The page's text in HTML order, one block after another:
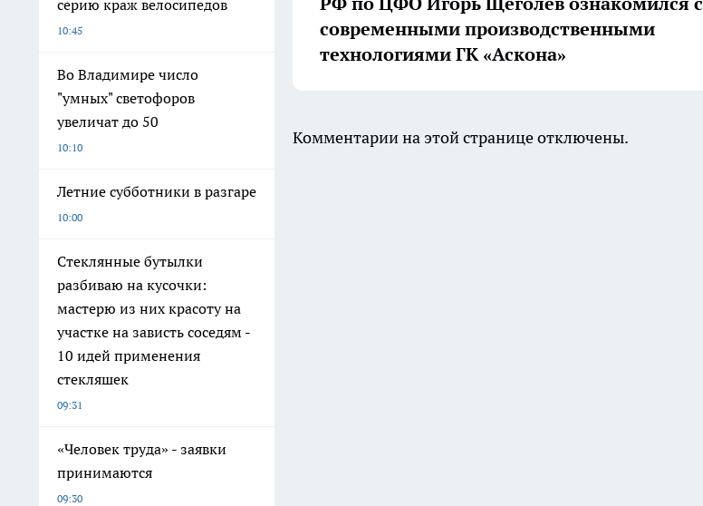
серию краж велосипедов
10:45
Во Владимире число
"умных" светофоров
увеличат до 50
10:10
Летние субботники в разгаре
10:00
Стеклянные бутылки
разбиваю на кусочки:
мастерю из них красоту на
участке на зависть соседям -
10 идей применения
стекляшек
09:31
«Человек труда» - заявки
принимаются
09:30
современными производственными
технологиями ГК «Аскона»
Комментарии на этой странице отключены.